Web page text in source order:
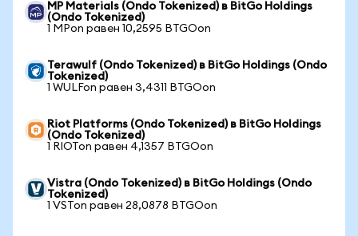
MP Materials (Ondo Tokenized) в BitGo Holdings
(Ondo Tokenized)
1 MPon равен 10,2595 BTGOon
Terawulf (Ondo Tokenized) в BitGo Holdings (Ondo
Tokenized)
1 WULFon равен 3,4311 BTGOon
Riot Platforms (Ondo Tokenized) в BitGo Holdings
(Ondo Tokenized)
1 RIOTon равен 4,1357 BTGOon
Vistra (Ondo Tokenized) в BitGo Holdings (Ondo
Tokenized)
1 VSTon равен 28,0878 BTGOon